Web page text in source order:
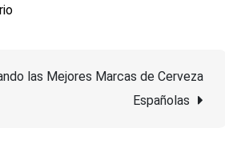
en
Refrescante
las Mejores Marcas de Cerveza
Españolas